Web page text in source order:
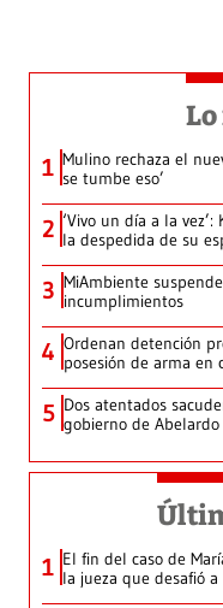
1 Mulino rechaza el
se tumbe eso’
2 ‘Vivo un día a la
la despedida de su
3 MiAmbiente
incumplimientos
4 Ordenan detención
posesión de arma en
5 Dos atentados
gobierno de
1 El fin del caso de
la jueza que desafió a